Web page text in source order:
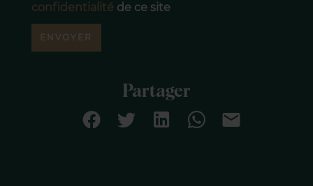
confidentialité de ce site
ENVOYER
Partager